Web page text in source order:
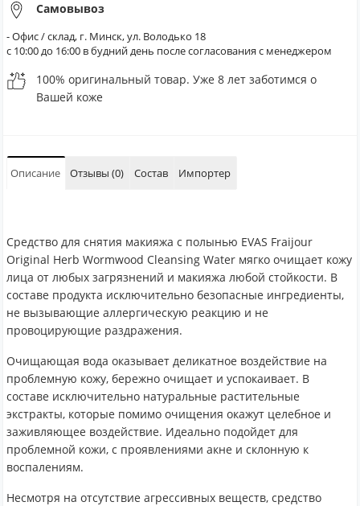
Самовывоз
- Офис / склад, г. Минск, ул. Володько 18
с 10:00 до 16:00 в будний день после согласования с менеджером
100% оригинальный товар. Уже 8 лет заботимся о
Вашей коже
Описание Отзывы (0) Состав Импортер
Средство для снятия макияжа с полынью EVAS Fraijour
Original Herb Wormwood Cleansing Water мягко очищает кожу
лица от любых загрязнений и макияжа любой стойкости. В
составе продукта исключительно безопасные ингредиенты,
не вызывающие аллергическую реакцию и не
провоцирующие раздражения.
Очищающая вода оказывает деликатное воздействие на
проблемную кожу, бережно очищает и успокаивает. В
составе исключительно натуральные растительные
экстракты, которые помимо очищения окажут целебное и
заживляющее воздействие. Идеально подойдет для
проблемной кожи, с проявлениями акне и склонную к
воспалениям.
Несмотря на отсутствие агрессивных веществ, средство